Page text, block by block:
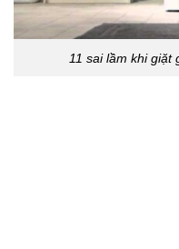
11 sai lầm khi giặt